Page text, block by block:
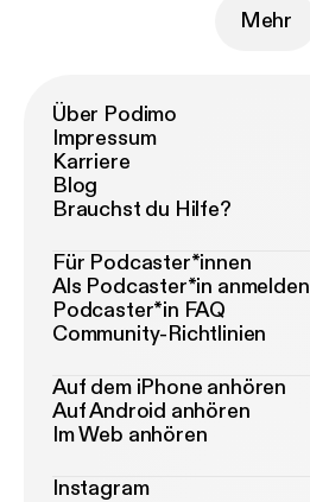
Mehr
Über Podimo
Impressum
Karriere
Blog
Brauchst du Hilfe?
Für Podcaster*innen
Als Podcaster*in anmelden
Podcaster*in FAQ
Community-Richtlinien
Auf dem iPhone anhören
Auf Android anhören
Im Web anhören
Instagram